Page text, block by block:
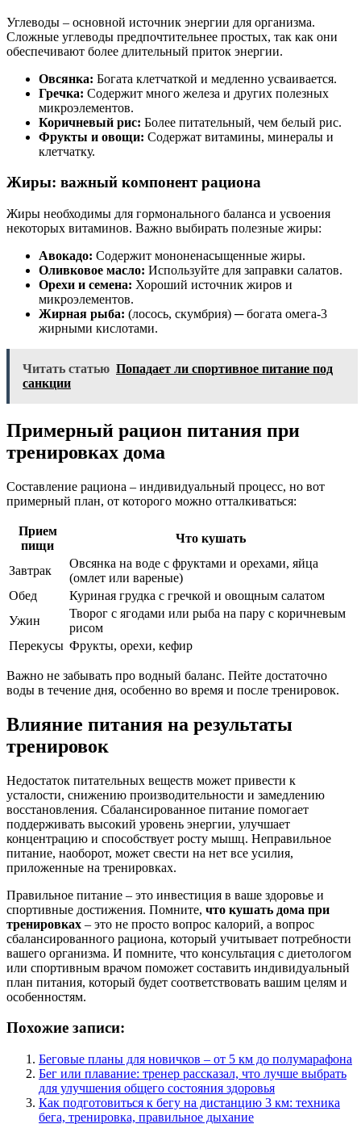
Углеводы – основной источник энергии для организма.
Сложные углеводы предпочтительнее простых, так как они
обеспечивают более длительный приток энергии.
Овсянка: Богата клетчаткой и медленно усваивается.
Гречка: Содержит много железа и других полезных
микроэлементов.
Коричневый рис: Более питательный, чем белый рис.
Фрукты и овощи: Содержат витамины, минералы и
клетчатку.
Жиры: важный компонент рациона
Жиры необходимы для гормонального баланса и усвоения
некоторых витаминов. Важно выбирать полезные жиры:
Авокадо: Содержит мононенасыщенные жиры.
Оливковое масло: Используйте для заправки салатов.
Орехи и семена: Хороший источник жиров и
микроэлементов.
Жирная рыба: (лосось, скумбрия) ─ богата омега-3
жирными кислотами.
Читать статью Попадает ли спортивное питание под
санкции
Примерный рацион питания при
тренировках дома
Составление рациона – индивидуальный процесс, но вот
примерный план, от которого можно отталкиваться:
Прием
пищи
Что кушать
Завтрак
Овсянка на воде с фруктами и орехами, яйца
(омлет или вареные)
Обед
Куриная грудка с гречкой и овощным салатом
Ужин
Творог с ягодами или рыба на пару с коричневым
рисом
Перекусы Фрукты, орехи, кефир
Важно не забывать про водный баланс. Пейте достаточно
воды в течение дня, особенно во время и после тренировок.
Влияние питания на результаты
тренировок
Недостаток питательных веществ может привести к
усталости, снижению производительности и замедлению
восстановления. Сбалансированное питание помогает
поддерживать высокий уровень энергии, улучшает
концентрацию и способствует росту мышц. Неправильное
питание, наоборот, может свести на нет все усилия,
приложенные на тренировках.
Правильное питание – это инвестиция в ваше здоровье и
спортивные достижения. Помните, что кушать дома при
тренировках – это не просто вопрос калорий, а вопрос
сбалансированного рациона, который учитывает потребности
вашего организма. И помните, что консультация с диетологом
или спортивным врачом поможет составить индивидуальный
план питания, который будет соответствовать вашим целям и
особенностям.
Похожие записи:
Беговые планы для новичков – от 5 км до полумарафона
Бег или плавание: тренер рассказал, что лучше выбрать
для улучшения общего состояния здоровья
Как подготовиться к бегу на дистанцию 3 км: техника
бега, тренировка, правильное дыхание